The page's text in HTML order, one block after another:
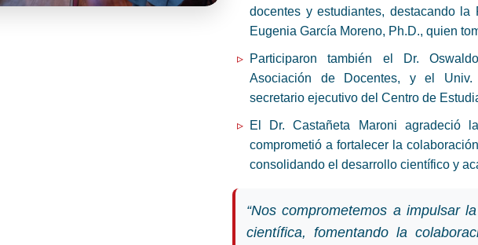
docentes y estudiantes, destacando la
Eugenia García Moreno, Ph.D., quien
Participaron también el Dr.
Asociación de Docentes, y el Univ.
secretario ejecutivo del Centro de
El Dr. Castañeta Maroni agradeció
comprometió a fortalecer la
consolidando el desarrollo científico y
“Nos comprometemos a impulsar
científica, fomentando la